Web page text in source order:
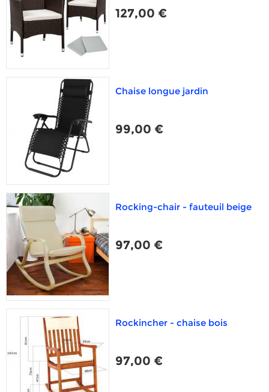
127,00 €
Chaise longue jardin
99,00 €
Rocking-chair - fauteuil beige
97,00 €
Rockincher - chaise bois
97,00 €